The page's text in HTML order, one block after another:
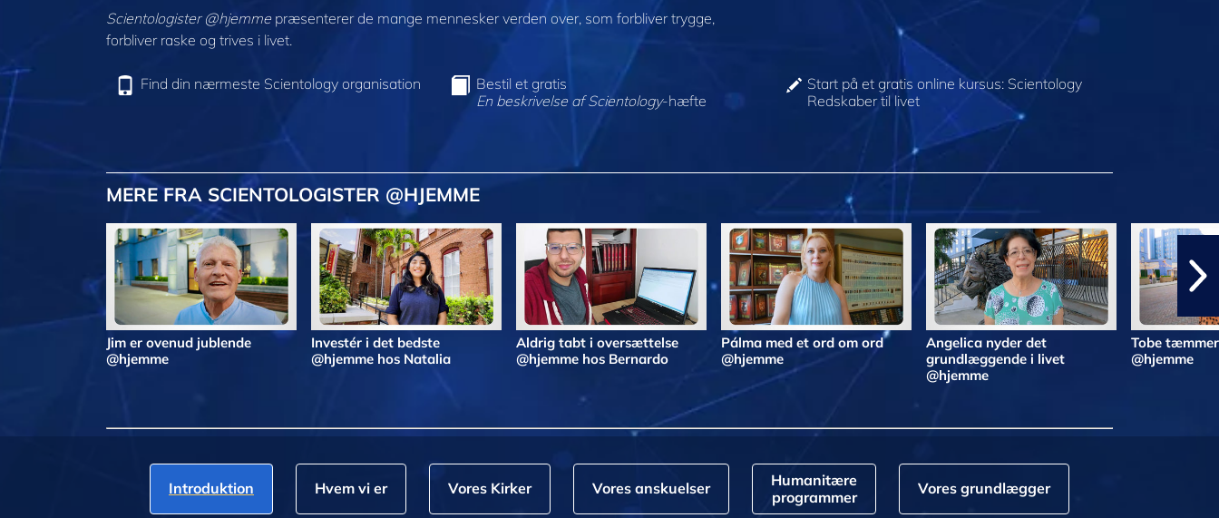
Scientologister @hjemmepræsenterer de mange mennesker verden over, som forbliver trygge,
forbliver raske og trives i livet.
Find din nærmeste Scientology organisation
Bestil et gratis
En beskrivelse af Scientology-hæfte
Start på et gratis online kursus: Scientology
Redskaber til livet
MERE FRA SCIENTOLOGISTER @HJEMME
Jim er ovenud jublende
@hjemme
Investér i det bedste
@hjemme hos Natalia
Aldrig tabt i oversættelse
@hjemme hos Bernardo
Pálma med et ord om ord
@hjemme
Angelica nyder det
grundlæggende i livet
@hjemme
Tobe
@hjemme
Introduktion Hvem vi er Vores Kirker Vores anskuelser
Humanitære
programmer
Vores grundlægger